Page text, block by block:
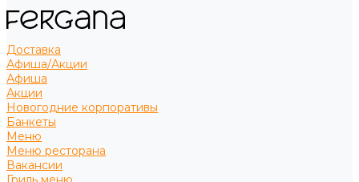
Доставка
Афиша/Акции
Афиша
Акции
Новогодние корпоративы
Банкеты
Меню
Меню ресторана
Вакансии